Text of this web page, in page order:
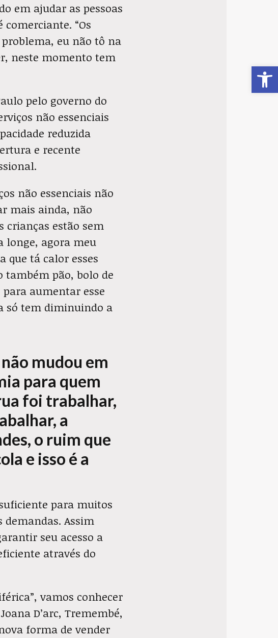
em ajudar as pessoas
“Os
eu não tô na
neste momento tem
pelo governo do
não essenciais
reduzida
e recente
não essenciais não
mais ainda, não
crianças estão sem
longe, agora meu
que tá calor esses
também pão, bolo de
aumentar esse
só tem diminuindo a
mudou em
para quem
foi trabalhar,
a
o ruim que
e isso é a
para muitos
Assim
seu acesso a
através do
vamos conhecer
D’arc, Tremembé,
forma de vender